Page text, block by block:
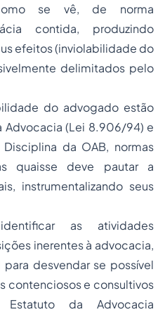
se vê, de norma
contida, produzindo
efeitos (inviolabilidade do
delimitados pelo
do advogado estão
Advocacia (Lei 8.906/94) e
da OAB, normas
quaisse deve pautar a
instrumentalizando seus
as atividades
inerentes à advocacia,
desvendar se possível
contenciosos e consultivos
da Advocacia